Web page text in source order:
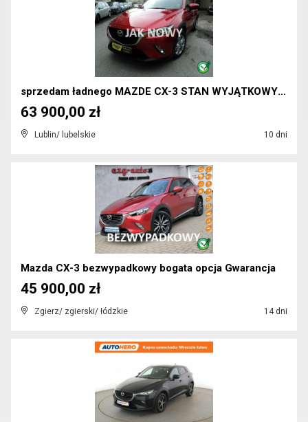
sprzedam ładnego MAZDE CX-3 STAN WYJĄTKOWY UDZIELA...
Lublin/ lubelskie 10 dni
63 900,00 zł
Mazda CX-3 bezwypadkowy bogata opcja Gwarancja
Zgierz/ zgierski/ łódzkie 14 dni
45 900,00 zł